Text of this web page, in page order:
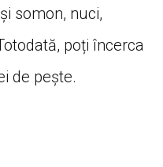
somon, nuci,
poți încerca
de pește.